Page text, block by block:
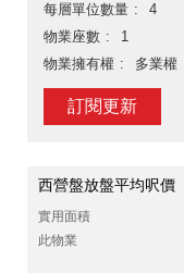
每層單位數量
4
物業座數
1
物業擁有權
多業權
訂閱更新
西營盤放盤平均呎價
實用面積
此物業